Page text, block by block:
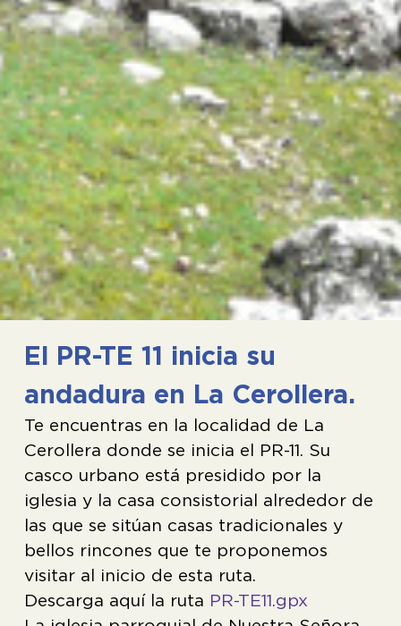
El PR-TE 11 inicia su
andadura en La Cerollera.
Te encuentras en la localidad de La
Cerollera donde se inicia el PR-11. Su
casco urbano está presidido por la
iglesia y la casa consistorial alrededor de
las que se sitúan casas tradicionales y
bellos rincones que te proponemos
visitar al inicio de esta ruta.
Descarga aquí la ruta PR-TE11.gpx